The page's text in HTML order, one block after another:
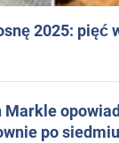
2025: pięć
po